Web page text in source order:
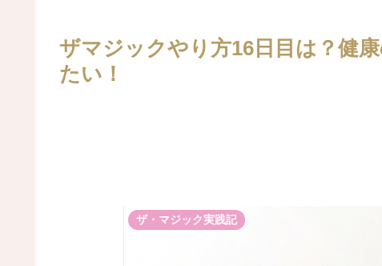
ザマジックやり方16日目は？健
たい！
ザ・マジック実践記